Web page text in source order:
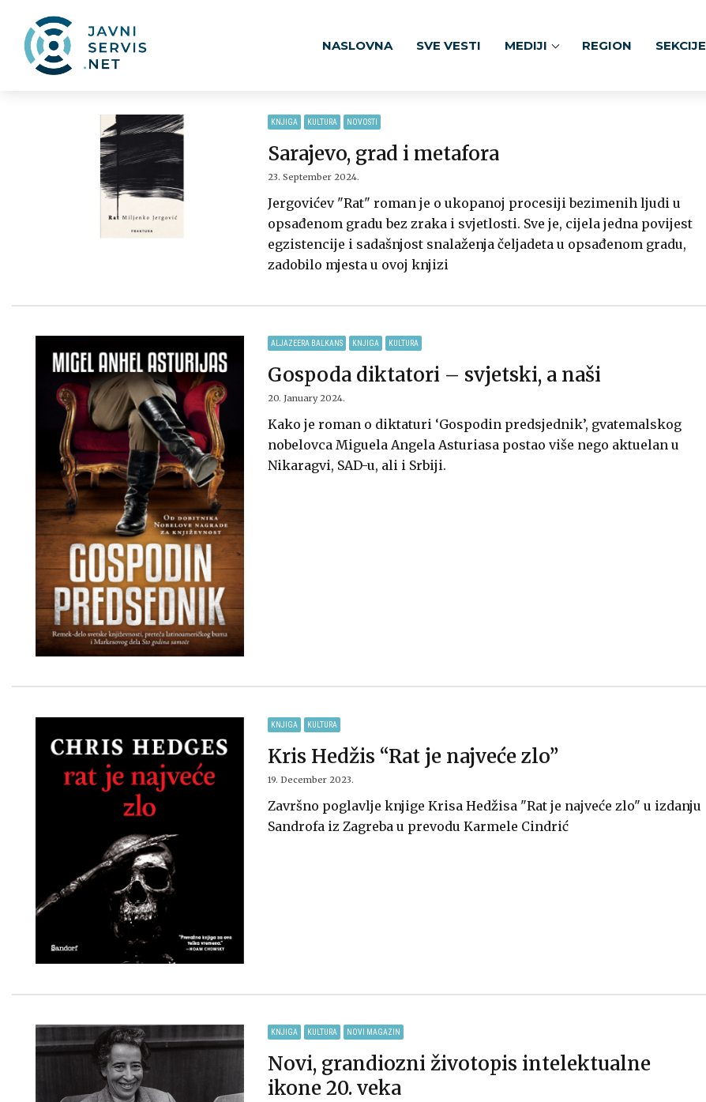
NASLOVNA SVE VESTI MEDIJI REGION SEKCIJE
KNJIGA KULTURA NOVOSTI
Sarajevo, grad i metafora
23. September 2024.
Jergovićev "Rat" roman je o ukopanoj procesiji bezimenih ljudi u
opsađenom gradu bez zraka i svjetlosti. Sve je, cijela jedna povijest
egzistencije i sadašnjost snalaženja čeljadeta u opsađenom gradu,
zadobilo mjesta u ovoj knjizi
ALJAZEERA BALKANS KNJIGA KULTURA
Gospoda diktatori – svjetski, a naši
20. January 2024.
Kako je roman o diktaturi ‘Gospodin predsjednik’, gvatemalskog
nobelovca Miguela Angela Asturiasa postao više nego aktuelan u
Nikaragvi, SAD-u, ali i Srbiji.
KNJIGA KULTURA
Kris Hedžis “Rat je najveće zlo”
19. December 2023.
Završno poglavlje knjige Krisa Hedžisa "Rat je najveće zlo" u izdanju
Sandrofa iz Zagreba u prevodu Karmele Cindrić
KNJIGA KULTURA NOVI MAGAZIN
Novi, grandiozni životopis intelektualne
ikone 20. veka